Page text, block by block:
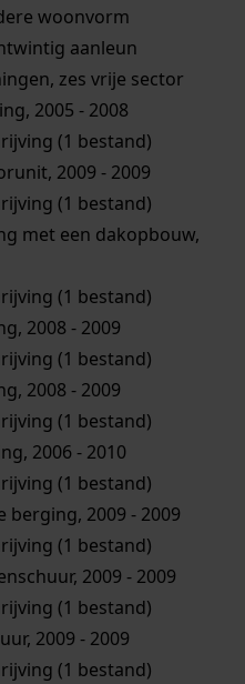
woonvorm
aanleun
zes vrije sector
2005 - 2008
(1 bestand)
2009 - 2009
(1 bestand)
met een dakopbouw,
(1 bestand)
2008 - 2009
(1 bestand)
2008 - 2009
(1 bestand)
2006 - 2010
(1 bestand)
berging, 2009 - 2009
(1 bestand)
2009 - 2009
(1 bestand)
2009 - 2009
(1 bestand)